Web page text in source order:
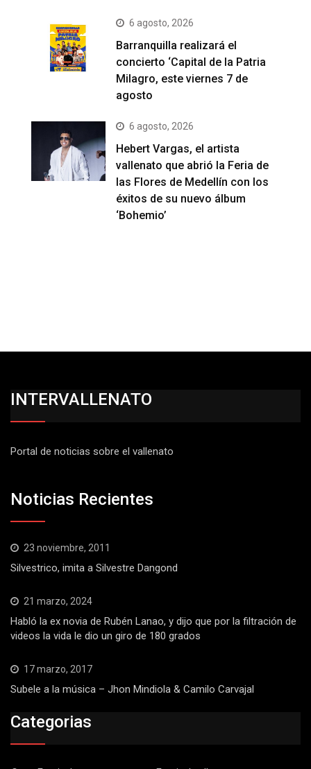
6 agosto, 2026
Barranquilla realizará el
concierto ‘Capital de la Patria
Milagro, este viernes 7 de
agosto
6 agosto, 2026
Hebert Vargas, el artista
vallenato que abrió la Feria de
las Flores de Medellín con los
éxitos de su nuevo álbum
‘Bohemio’
INTERVALLENATO
Portal de noticias sobre el vallenato
Noticias Recientes
23 noviembre, 2011
Silvestrico, imita a Silvestre Dangond
21 marzo, 2024
Habló la ex novia de Rubén Lanao, y dijo que por la filtración de
videos la vida le dio un giro de 180 grados
17 marzo, 2017
Subele a la música – Jhon Mindiola & Camilo Carvajal
Categorias